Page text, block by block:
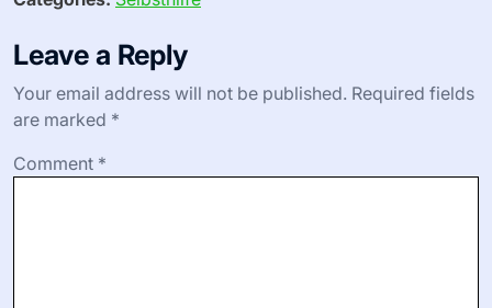
Leave a Reply
Your email address will not be published. Required fields
are marked *
Comment *